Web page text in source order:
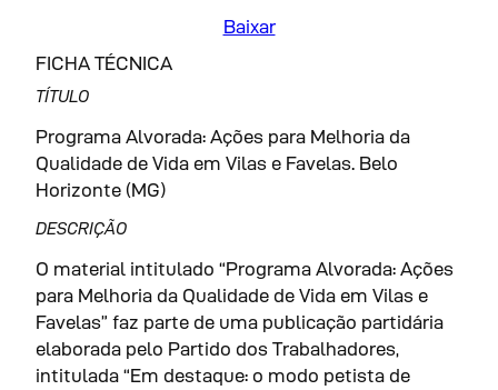
Baixar
FICHA TÉCNICA
TÍTULO
Programa Alvorada: Ações para Melhoria da
Qualidade de Vida em Vilas e Favelas. Belo
Horizonte (MG)
DESCRIÇÃO
O material intitulado “Programa Alvorada: Ações
para Melhoria da Qualidade de Vida em Vilas e
Favelas” faz parte de uma publicação partidária
elaborada pelo Partido dos Trabalhadores,
intitulada “Em destaque: o modo petista de